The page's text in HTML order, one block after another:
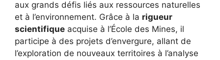
aux grands défis liés aux ressources naturelles
et à l’environnement. Grâce à la rigueur
scientifique acquise à l’École des Mines, il
participe à des projets d’envergure, allant de
l’exploration de nouveaux territoires à l’analyse